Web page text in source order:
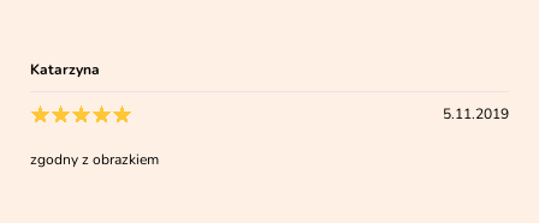
Katarzyna
5.11.2019
zgodny z obrazkiem